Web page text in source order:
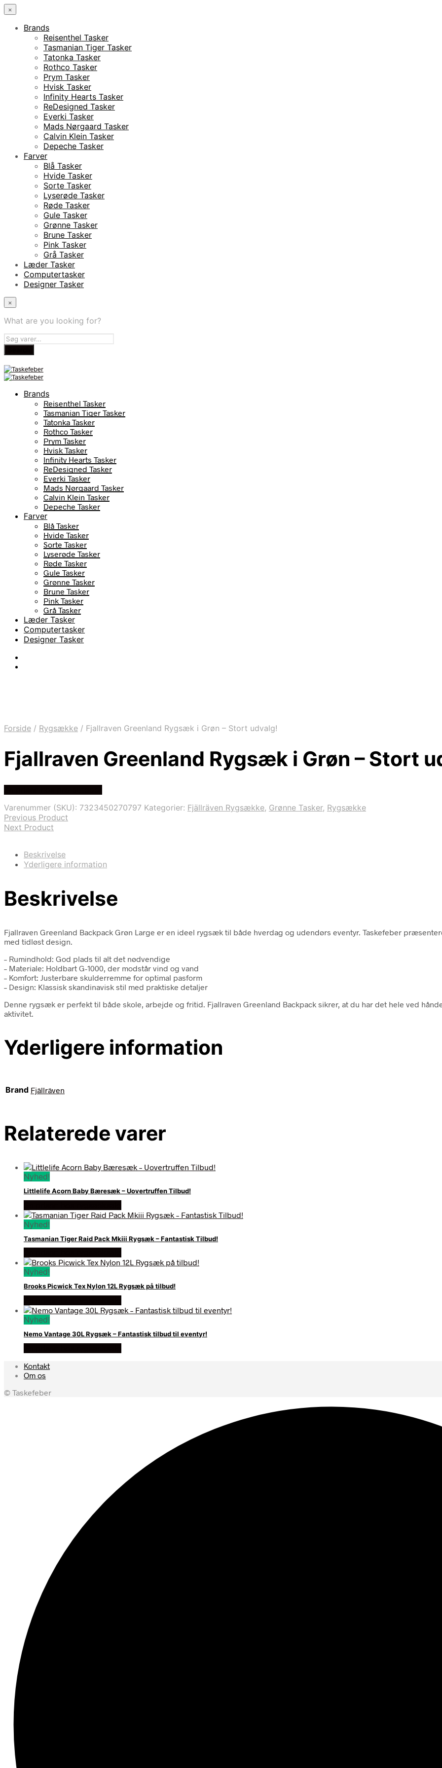
×
Brands
Reisenthel Tasker
Tasmanian Tiger Tasker
Tatonka Tasker
Rothco Tasker
Prym Tasker
Hvisk Tasker
Infinity Hearts Tasker
ReDesigned Tasker
Everki Tasker
Mads Nørgaard Tasker
Calvin Klein Tasker
Depeche Tasker
Farver
Blå Tasker
Hvide Tasker
Sorte Tasker
Lyserøde Tasker
Røde Tasker
Gule Tasker
Grønne Tasker
Brune Tasker
Pink Tasker
Grå Tasker
Læder Tasker
Computertasker
Designer Tasker
×
What are you looking for?
Brands
Reisenthel Tasker
Tasmanian Tiger Tasker
Tatonka Tasker
Rothco Tasker
Prym Tasker
Hvisk Tasker
Infinity Hearts Tasker
ReDesigned Tasker
Everki Tasker
Mads Nørgaard Tasker
Calvin Klein Tasker
Depeche Tasker
Farver
Blå Tasker
Hvide Tasker
Sorte Tasker
Lyserøde Tasker
Røde Tasker
Gule Tasker
Grønne Tasker
Brune Tasker
Pink Tasker
Grå Tasker
Læder Tasker
Computertasker
Designer Tasker
Forside / Rygsække / Fjallraven Greenland Rygsæk i Grøn – Stort udvalg!
Fjallraven Greenland Rygsæk i Grøn – Stort
Varenummer (SKU): 7323450270797 Kategorier: Fjällräven Rygsække, Grønne Tasker, Rygsække
Previous Product
Next Product
Beskrivelse
Yderligere information
Beskrivelse
Fjallraven Greenland Backpack Grøn Large er en ideel rygsæk til både hverdag og udendørs eventyr. Taskefeber
med tidløst design.
– Rumindhold: God plads til alt det nødvendige
– Materiale: Holdbart G-1000, der modstår vind og vand
– Komfort: Justerbare skulderremme for optimal pasform
– Design: Klassisk skandinavisk stil med praktiske detaljer
Denne rygsæk er perfekt til både skole, arbejde og fritid. Fjallraven Greenland Backpack sikrer, at du har det hele ved
aktivitet.
Yderligere information
Brand Fjällräven
Relaterede varer
Nyhed!
Littlelife Acorn Baby Bæresæk – Uovertruffen Tilbud!
Nyhed!
Tasmanian Tiger Raid Pack Mkiii Rygsæk – Fantastisk Tilbud!
Nyhed!
Brooks Picwick Tex Nylon 12L Rygsæk på tilbud!
Nyhed!
Nemo Vantage 30L Rygsæk – Fantastisk tilbud til eventyr!
Kontakt
Om os
© Taskefeber